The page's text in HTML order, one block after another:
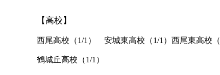
【高校】
西尾高校（1/1 ） 安城東高校（1/1 ）西尾東高校（
鶴城丘高校（1/1 ）